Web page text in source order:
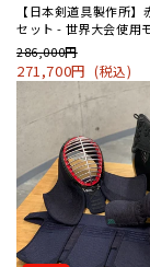
【日本剣道具製作所
セット - 世界大会使用
286,000円
271,700円 (税込)